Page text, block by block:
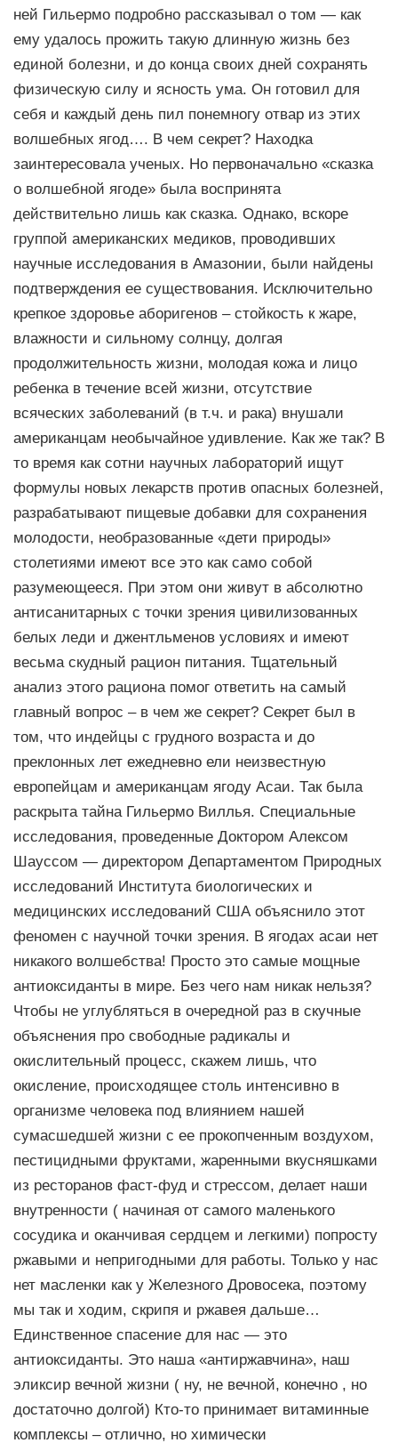
ней Гильермо подробно рассказывал о том — как
ему удалось прожить такую длинную жизнь без
единой болезни, и до конца своих дней сохранять
физическую силу и ясность ума. Он готовил для
себя и каждый день пил понемногу отвар из этих
волшебных ягод…. В чем секрет? Находка
заинтересовала ученых. Но первоначально «сказка
о волшебной ягоде» была воспринята
действительно лишь как сказка. Однако, вскоре
группой американских медиков, проводивших
научные исследования в Амазонии, были найдены
подтверждения ее существования. Исключительно
крепкое здоровье аборигенов – стойкость к жаре,
влажности и сильному солнцу, долгая
продолжительность жизни, молодая кожа и лицо
ребенка в течение всей жизни, отсутствие
всяческих заболеваний (в т.ч. и рака) внушали
американцам необычайное удивление. Как же так? В
то время как сотни научных лабораторий ищут
формулы новых лекарств против опасных болезней,
разрабатывают пищевые добавки для сохранения
молодости, необразованные «дети природы»
столетиями имеют все это как само собой
разумеющееся. При этом они живут в абсолютно
антисанитарных с точки зрения цивилизованных
белых леди и джентльменов условиях и имеют
весьма скудный рацион питания. Тщательный
анализ этого рациона помог ответить на самый
главный вопрос – в чем же секрет? Секрет был в
том, что индейцы с грудного возраста и до
преклонных лет ежедневно ели неизвестную
европейцам и американцам ягоду Асаи. Так была
раскрыта тайна Гильермо Виллья. Специальные
исследования, проведенные Доктором Алексом
Шауссом — директором Департаментом Природных
исследований Института биологических и
медицинских исследований США объяснило этот
феномен с научной точки зрения. В ягодах асаи нет
никакого волшебства! Просто это самые мощные
антиоксиданты в мире. Без чего нам никак нельзя?
Чтобы не углубляться в очередной раз в скучные
объяснения про свободные радикалы и
окислительный процесс, скажем лишь, что
окисление, происходящее столь интенсивно в
организме человека под влиянием нашей
сумасшедшей жизни с ее прокопченным воздухом,
пестицидными фруктами, жаренными вкусняшками
из ресторанов фаст-фуд и стрессом, делает наши
внутренности ( начиная от самого маленького
сосудика и оканчивая сердцем и легкими) попросту
ржавыми и непригодными для работы. Только у нас
нет масленки как у Железного Дровосека, поэтому
мы так и ходим, скрипя и ржавея дальше…
Единственное спасение для нас — это
антиоксиданты. Это наша «антиржавчина», наш
эликсир вечной жизни ( ну, не вечной, конечно , но
достаточно долгой) Кто-то принимает витаминные
комплексы – отлично, но химически